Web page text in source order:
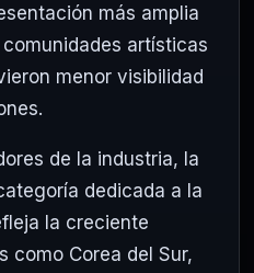
más amplia
artísticas
menor visibilidad
de la industria, la
dedicada a la
la creciente
como Corea del Sur,